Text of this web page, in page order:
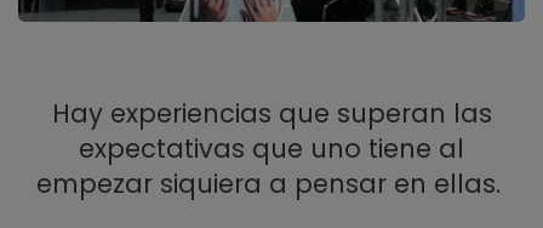
Hay experiencias que superan las
expectativas que uno tiene al
empezar siquiera a pensar en ellas.